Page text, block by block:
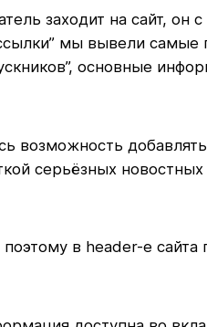
заходит на сайт, он с
мы вывели самые
основные
возможность
серьёзных новостных
в header-е сайта